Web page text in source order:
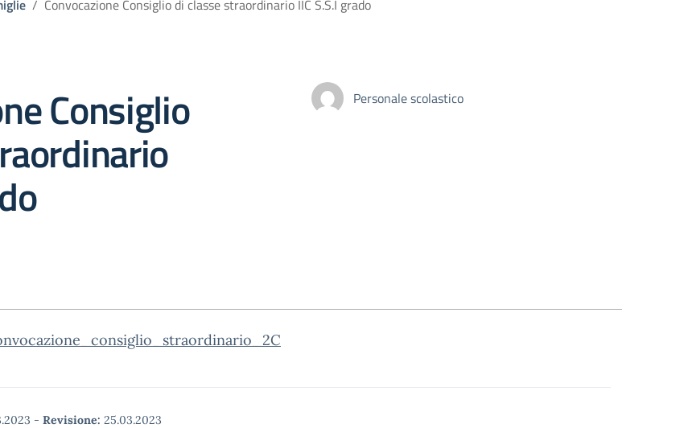
Convocazione Consiglio di classe straordinario IIC S.S.I grado
Consiglio Personale scolastico
- Revisione: 25.03.2023